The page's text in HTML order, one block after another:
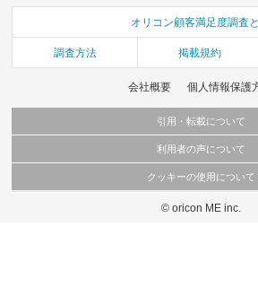
オリコン顧客満足度調査
調査方法 掲載規約
会社概要 個人情報保護
引用・転載について
当サイトで公開されている情報（文字、写真、イラスト
これらの情報を権利者の許可なく無断転載・複製などの
利用者の声について
当サイトに掲載している内容はすべてサービスの利用者
弊社の見解・ 意見ではないことをご理解いただいた上でご
クッキーの使用について
このサイトでは Cookie を使用して、ユーザーに合わせた
© oricon ME inc.